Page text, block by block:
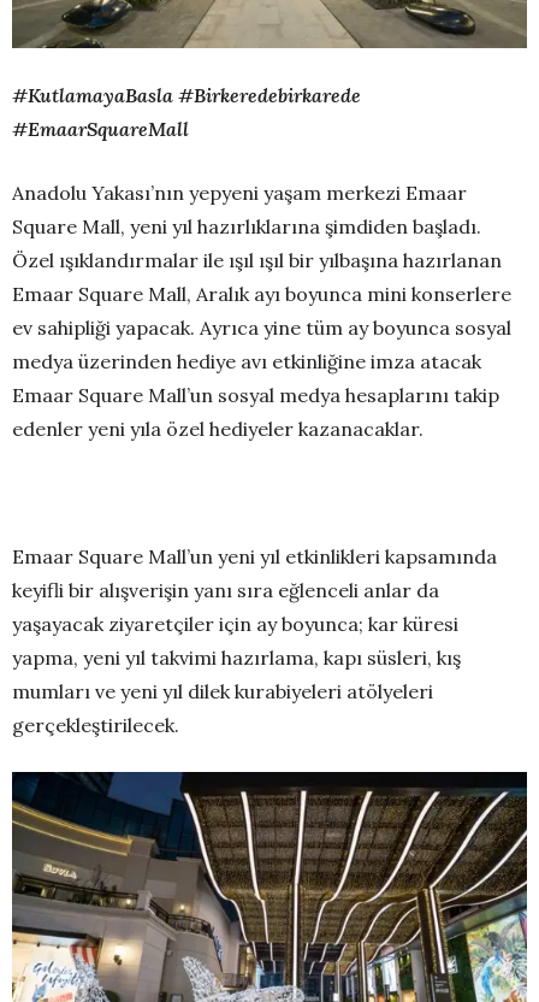
#KutlamayaBasla #Birkeredebirkarede
#EmaarSquareMall
Anadolu Yakası’nın yepyeni yaşam merkezi Emaar
Square Mall, yeni yıl hazırlıklarına şimdiden başladı.
Özel ışıklandırmalar ile ışıl ışıl bir yılbaşına hazırlanan
Emaar Square Mall, Aralık ayı boyunca mini konserlere
ev sahipliği yapacak. Ayrıca yine tüm ay boyunca sosyal
medya üzerinden hediye avı etkinliğine imza atacak
Emaar Square Mall’un sosyal medya hesaplarını takip
edenler yeni yıla özel hediyeler kazanacaklar.
Emaar Square Mall’un yeni yıl etkinlikleri kapsamında
keyifli bir alışverişin yanı sıra eğlenceli anlar da
yaşayacak ziyaretçiler için ay boyunca; kar küresi
yapma, yeni yıl takvimi hazırlama, kapı süsleri, kış
mumları ve yeni yıl dilek kurabiyeleri atölyeleri
gerçekleştirilecek.